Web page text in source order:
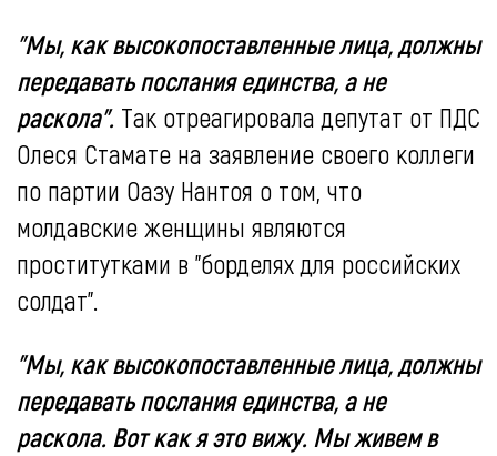
"Мы, как высокопоставленные лица, должны
передавать послания единства, а не
раскола". Так отреагировала депутат от ПДС
Олеся Стамате на заявление своего коллеги
по партии Оазу Нантоя о том, что
молдавские женщины являются
проститутками в "борделях для российских
солдат".
"Мы, как высокопоставленные лица, должны
передавать послания единства, а не
раскола. Вот как я это вижу. Мы живем в